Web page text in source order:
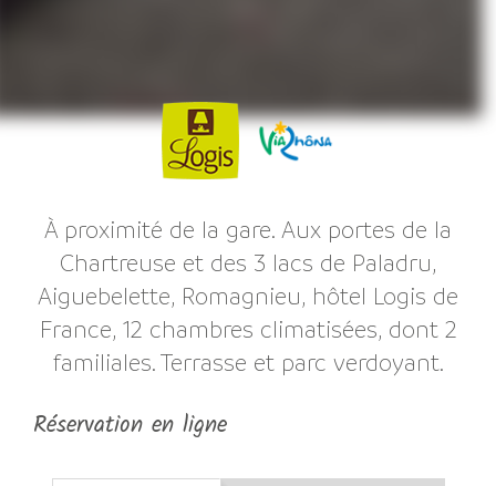
À proximité de la gare. Aux portes de la
Chartreuse et des 3 lacs de Paladru,
Aiguebelette, Romagnieu, hôtel Logis de
France, 12 chambres climatisées, dont 2
familiales. Terrasse et parc verdoyant.
Réservation en ligne